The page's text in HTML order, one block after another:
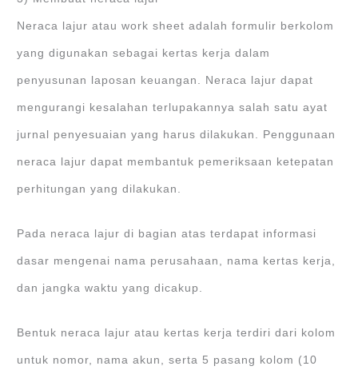
Neraca lajur atau work sheet adalah formulir berkolom
yang digunakan sebagai kertas kerja dalam
penyusunan laposan keuangan. Neraca lajur dapat
mengurangi kesalahan terlupakannya salah satu ayat
jurnal penyesuaian yang harus dilakukan. Penggunaan
neraca lajur dapat membantuk pemeriksaan ketepatan
perhitungan yang dilakukan.
Pada neraca lajur di bagian atas terdapat informasi
dasar mengenai nama perusahaan, nama kertas kerja,
dan jangka waktu yang dicakup.
Bentuk neraca lajur atau kertas kerja terdiri dari kolom
untuk nomor, nama akun, serta 5 pasang kolom (10